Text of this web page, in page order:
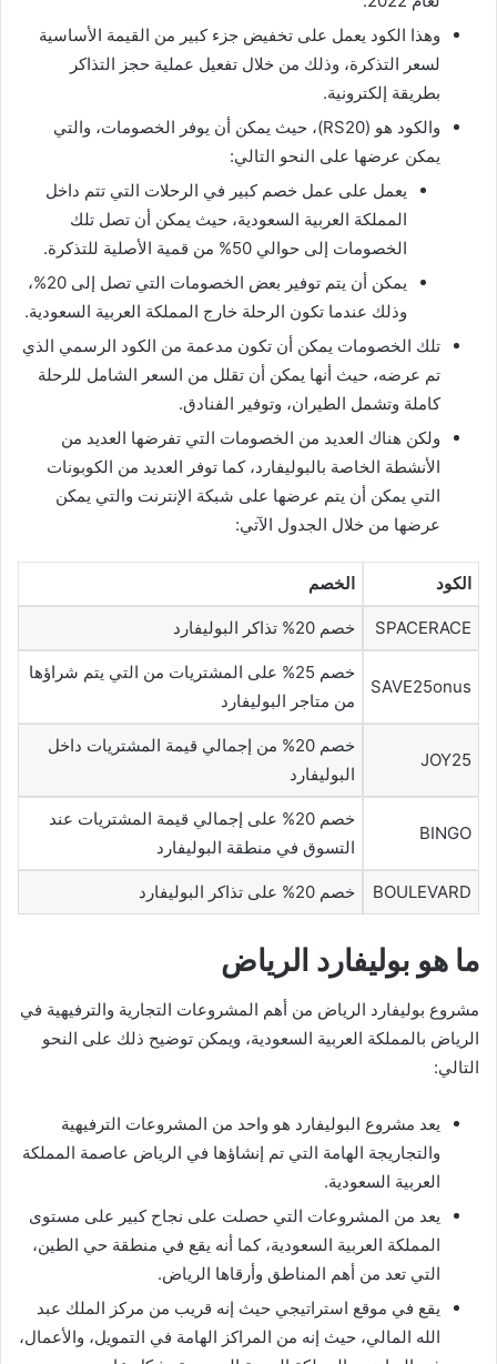
وهذا الكود يعمل على تخفيض جزء كبير من القيمة الأساسية
لسعر التذكرة، وذلك من خلال تفعيل عملية حجز التذاكر
بطريقة إلكترونية.
والكود هو (RS20)، حيث يمكن أن يوفر الخصومات، والتي
يمكن عرضها على النحو التالي:
يعمل على عمل خصم كبير في الرحلات التي تتم داخل
المملكة العربية السعودية، حيث يمكن أن تصل تلك
الخصومات إلى حوالي 50% من قمية الأصلية للتذكرة.
يمكن أن يتم توفير بعض الخصومات التي تصل إلى 20%،
وذلك عندما تكون الرحلة خارج المملكة العربية السعودية.
تلك الخصومات يمكن أن تكون مدعمة من الكود الرسمي الذي
تم عرضه، حيث أنها يمكن أن تقلل من السعر الشامل للرحلة
كاملة وتشمل الطيران، وتوفير الفنادق.
ولكن هناك العديد من الخصومات التي تفرضها العديد من
الأنشطة الخاصة بالبوليفارد، كما توفر العديد من الكوبونات
التي يمكن أن يتم عرضها على شبكة الإنترنت والتي يمكن
عرضها من خلال الجدول الآتي:
الكود الخصم
SPACERACE خصم 20% تذاكر البوليفارد
SAVE25onus
خصم 25% على المشتريات من التي يتم شراؤها
من متاجر البوليفارد
JOY25
خصم 20% من إجمالي قيمة المشتريات داخل
البوليفارد
BINGO
خصم 20% على إجمالي قيمة المشتريات عند
التسوق في منطقة البوليفارد
BOULEVARD خصم 20% على تذاكر البوليفارد
ما هو بوليفارد الرياض
مشروع بوليفارد الرياض من أهم المشروعات التجارية والترفيهية في
الرياض بالمملكة العربية السعودية، ويمكن توضيح ذلك على النحو
التالي:
يعد مشروع البوليفارد هو واحد من المشروعات الترفيهية
والتجاريجة الهامة التي تم إنشاؤها في الرياض عاصمة المملكة
العربية السعودية.
يعد من المشروعات التي حصلت على نجاح كبير على مستوى
المملكة العربية السعودية، كما أنه يقع في منطقة حي الطين،
التي تعد من أهم المناطق وأرقاها الرياض.
يقع في موقع استراتيجي حيث إنه قريب من مركز الملك عبد
الله المالي، حيث إنه من المراكز الهامة في التمويل، والأعمال،